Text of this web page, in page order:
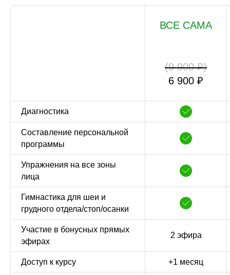
ВСЕ САМА
(9 900 ₽)
6 900 ₽
Диагностика
Составление персональной
программы
Упражнения на все зоны
лица
Гимнастика для шеи и
грудного отдела/стоп/осанки
Участие в бонусных прямых
эфирах
2 эфира
Доступ к курсу +1 месяц